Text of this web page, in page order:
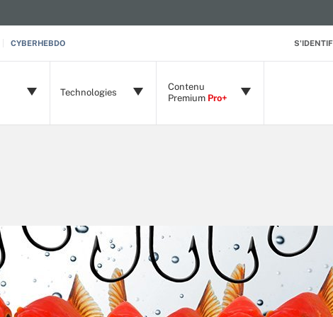
CYBERHEBDO
Technologies
Contenu
Premium Pro+